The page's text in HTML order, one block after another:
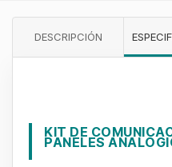
DESCRIPCIÓN
KIT DE
PANELES